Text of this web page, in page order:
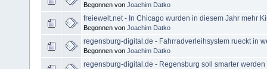
Begonnen von Joachim Datko
freiewelt.net - In Chicago wurden in diesem Jahr mehr
Begonnen von Joachim Datko
regensburg-digital.de - Fahrradverleihsystem rueckt in
Begonnen von Joachim Datko
regensburg-digital.de - Regensburg soll smarter werden